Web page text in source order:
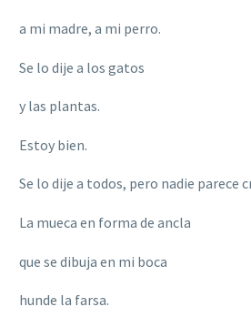
a mi madre, a mi perro.
Se lo dije a los gatos
y las plantas.
Estoy bien.
Se lo dije a todos, pero nadie parece
La mueca en forma de ancla
que se dibuja en mi boca
hunde la farsa.